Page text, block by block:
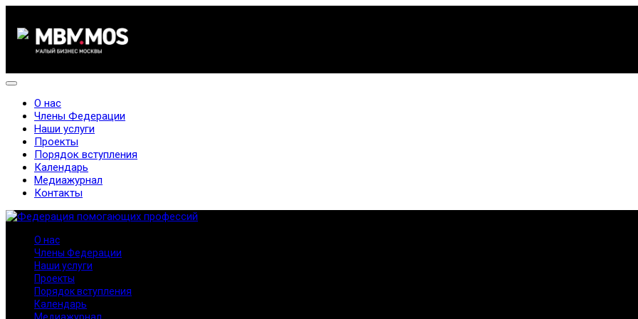
О нас
Члены Федерации
Наши услуги
Проекты
Порядок вступления
Календарь
Медиажурнал
Контакты
О нас
Члены Федерации
Наши услуги
Проекты
Порядок вступления
Календарь